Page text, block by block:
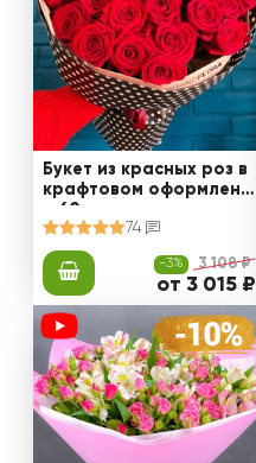
Букет из красных роз в
крафтовом оформлени
и 60 см
74
-3% 3 108 ₽
от 3 015 ₽